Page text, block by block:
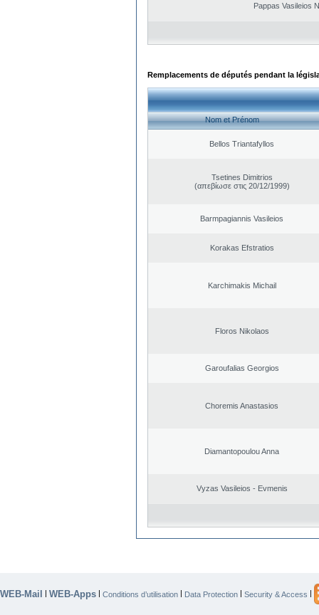
Pappas Vasileios
Remplacements de députés pendant la
Nom et Prénom
Bellos Triantafyllos
Tsetines Dimitrios
(απεβίωσε στις 20/12/1999)
Barmpagiannis Vasileios
Korakas Efstratios
Karchimakis Michail
Floros Nikolaos
Garoufalias Georgios
Choremis Anastasios
Diamantopoulou Anna
Vyzas Vasileios - Evmenis
WEB-Mail | WEB-Apps | Conditions d’utilisation | Data Protection | Security & Access |